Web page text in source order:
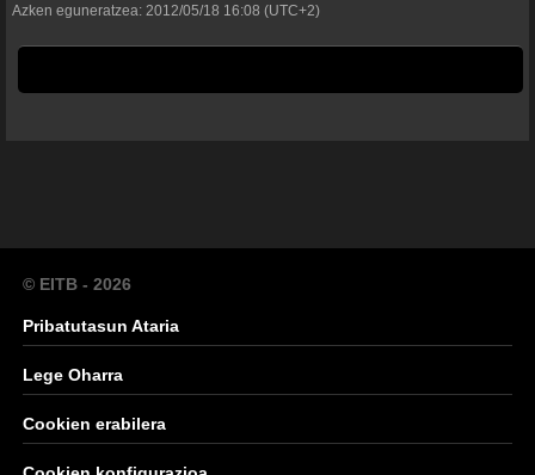
Azken eguneratzea: 2012/05/18 16:08 (UTC+2)
© EITB - 2026
Pribatutasun Ataria
Lege Oharra
Cookien erabilera